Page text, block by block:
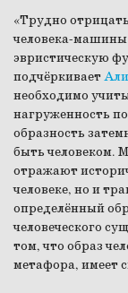
«Трудно
человека-
эвристическую
подчёркивает
необходимо
нагруженность
образность
быть человеком.
отражают
человеке, но и
определённый
человеческого
том, что образ
метафора, имеет